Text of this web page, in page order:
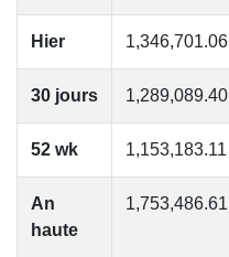
Hier 1,346,701.06
30 jours 1,289,089.40
52 wk 1,153,183.11
An
haute
1,753,486.61